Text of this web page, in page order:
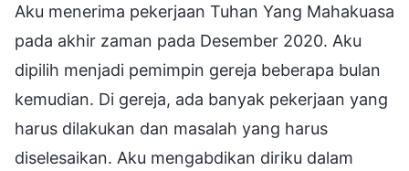
Aku menerima pekerjaan Tuhan Yang Mahakuasa
pada akhir zaman pada Desember 2020. Aku
dipilih menjadi pemimpin gereja beberapa bulan
kemudian. Di gereja, ada banyak pekerjaan yang
harus dilakukan dan masalah yang harus
diselesaikan. Aku mengabdikan diriku dalam